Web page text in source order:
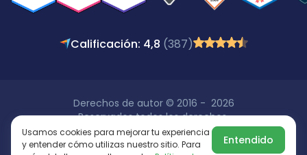
Calificación: 4,8 (387)
Derechos de autor © 2016 - 2026
Reservados todos los derechos.
Usamos cookies para mejorar tu experiencia
y entender cómo utilizas nuestro sitio. Para
Entendido